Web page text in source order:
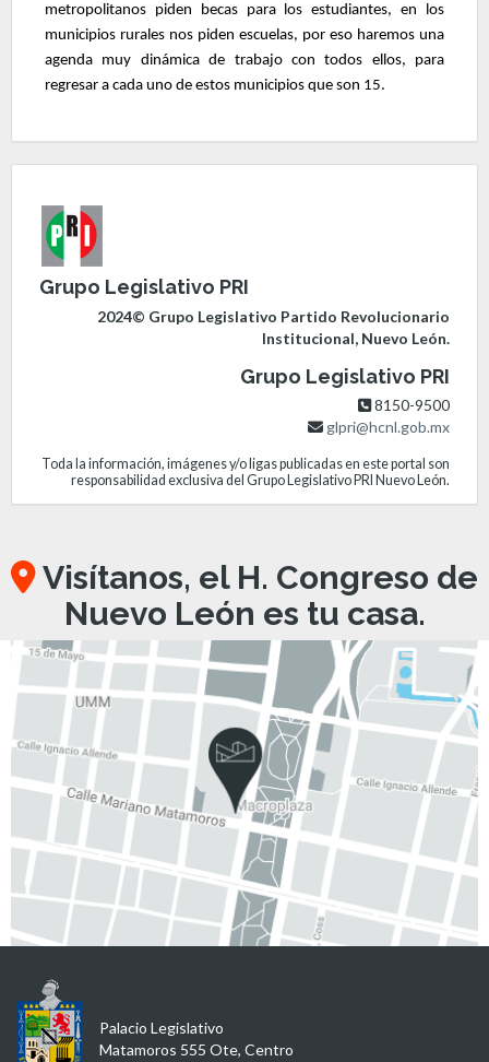
metropolitanos piden becas para los estudiantes, en los
municipios rurales nos piden escuelas, por eso haremos una
agenda muy dinámica de trabajo con todos ellos, para
regresar a cada uno de estos municipios que son 15.
Grupo Legislativo PRI
2024© Grupo Legislativo Partido Revolucionario
Institucional, Nuevo León.
Grupo Legislativo PRI
8150-9500
glpri@hcnl.gob.mx
Toda la información, imágenes y/o ligas publicadas en este portal son
responsabilidad exclusiva del Grupo Legislativo PRI Nuevo León.
Visítanos, el H. Congreso de
Nuevo León es tu casa.
Palacio Legislativo
Matamoros 555 Ote, Centro